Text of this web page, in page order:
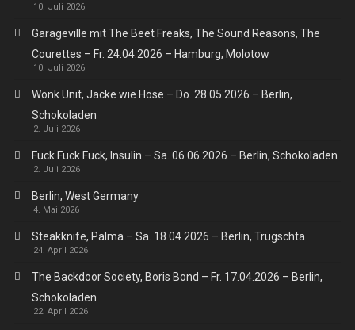
10. Juli 2026
Garageville mit The Beet Freaks, The Sound Reasons, The
Courettes – Fr. 24.04.2026 – Hamburg, Molotow
10. Juli 2026
Wonk Unit, Jacke wie Hose – Do. 28.05.2026 – Berlin,
Schokoladen
2. Juli 2026
Fuck Fuck Fuck, Insulin – Sa. 06.06.2026 – Berlin, Schokoladen
2. Juli 2026
Berlin, West Germany
4. Mai 2026
Steakknife, Palma – Sa. 18.04.2026 – Berlin, Trügschta
24. April 2026
The Backdoor Society, Boris Bond – Fr. 17.04.2026 – Berlin,
Schokoladen
22. April 2026